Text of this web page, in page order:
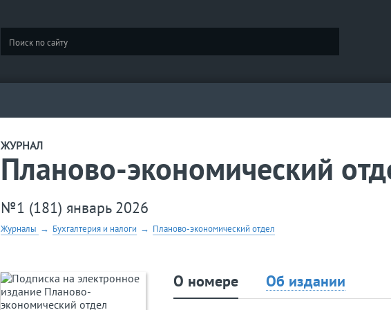
ЖУРНАЛ
Планово-экономический
№1 (181) январь 2026
Журналы → Бухгалтерия и налоги → Планово-экономический отдел
О номере Об издании